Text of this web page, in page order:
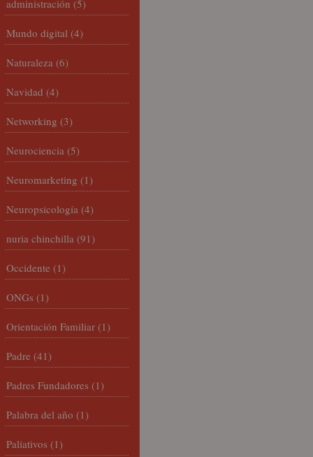
administración (5)
Mundo digital (4)
Naturaleza (6)
Navidad (4)
Networking (3)
Neurociencia (5)
Neuromarketing (1)
Neuropsicología (4)
nuria chinchilla (91)
Occidente (1)
ONGs (1)
Orientación Familiar (1)
Padre (41)
Padres Fundadores (1)
Palabra del año (1)
Paliativos (1)